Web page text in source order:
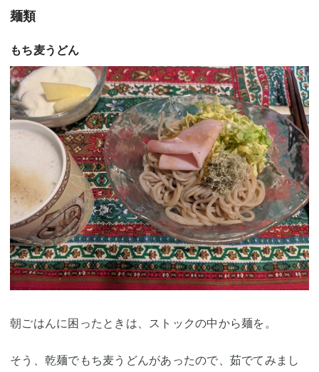
麺類
もち麦うどん
朝ごはんに困ったときは、ストックの中から麺を。
そう、乾麺でもち麦うどんがあったので、茹でてみまし